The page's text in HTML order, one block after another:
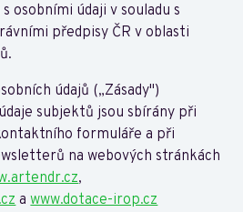
osobními údaji v souladu s
předpisy ČR v oblasti
údajů („Zásady")
subjektů jsou sbírány při
formuláře a při
na webových stránkách
,
awww.dotace-irop.cz